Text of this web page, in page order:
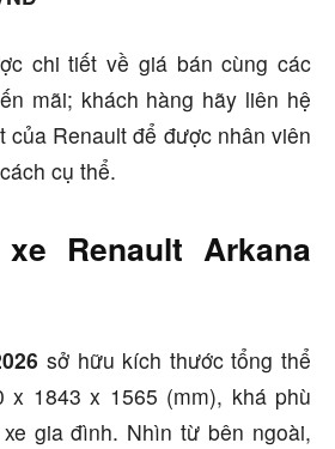
chi tiết về giá bán cùng các
mãi; khách hàng hãy liên hệ
của Renault để được nhân viên
cụ thể.
Renault Arkana
sở hữu kích thước tổng thể
1843 x 1565 (mm), khá phù
gia đình. Nhìn từ bên ngoài,